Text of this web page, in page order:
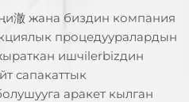
澈 жана биздин компания
процедууралардын
ишчilerbizдин
сапакаттык
аракет кылган